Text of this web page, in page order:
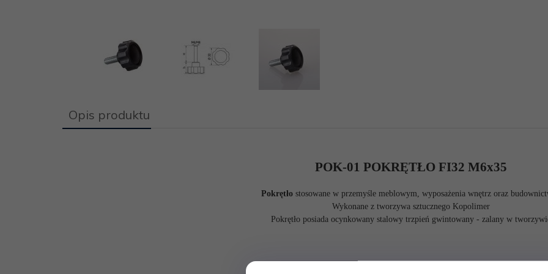
Opis produktu
POK-01 POKRĘTŁO FI32 M6x35
Pokrętłostosowane w przemyśle meblowym, wyposażenia wnętrz oraz
Wykonane z tworzywa sztucznego Kopolimer
Pokrętło posiada ocynkowany stalowy trzpień gwintowany - zalany w